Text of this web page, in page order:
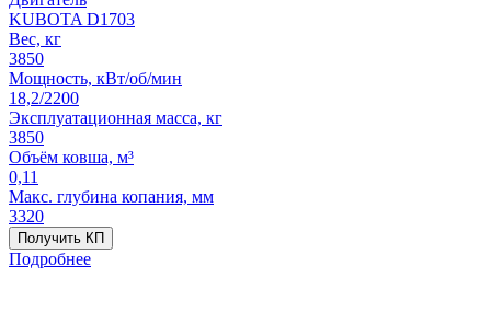
KUBOTA D1703
Вес, кг
3850
Мощность, кВт/об/мин
18,2/2200
Эксплуатационная масса, кг
3850
Объём ковша, м³
0,11
Макс. глубина копания, мм
3320
Получить КП
Подробнее